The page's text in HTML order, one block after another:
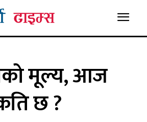
मूल्य, आज
छ ?